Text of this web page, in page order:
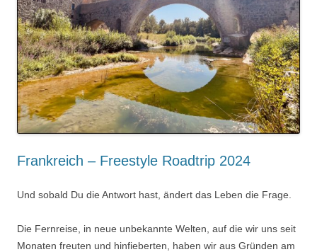
Frankreich – Freestyle Roadtrip 2024
Und sobald Du die Antwort hast, ändert das Leben die Frage.
Die Fernreise, in neue unbekannte Welten, auf die wir uns seit
Monaten freuten und hinfieberten, haben wir aus Gründen am